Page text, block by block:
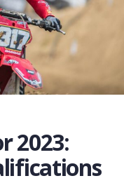
2023: